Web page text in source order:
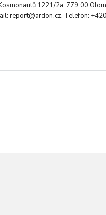
1221/2a, 779 00
report@ardon.cz, Telefon: